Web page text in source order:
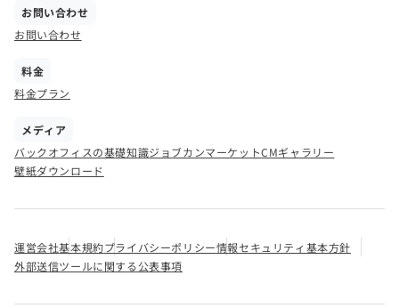
お問い合わせ
お問い合わせ
料金
料金プラン
メディア
バックオフィスの基礎知識ジョブカンマーケットCMギャラリー
壁紙ダウンロード
運営会社基本規約プライバシーポリシー情報セキュリティ基本方針
外部送信ツールに関する公表事項